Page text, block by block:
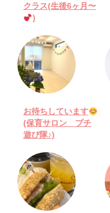
クラス(生後6ヶ月〜
)
お待ちしています
(保育サロン プチ
遊び隊♪)